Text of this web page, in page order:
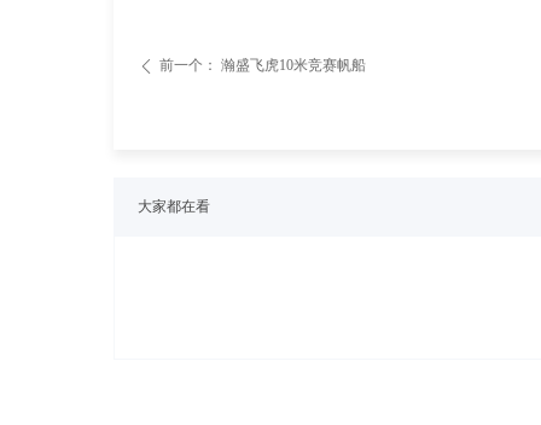
ꄴ 前一个： 瀚盛飞虎10米竞赛帆船
大家都在看